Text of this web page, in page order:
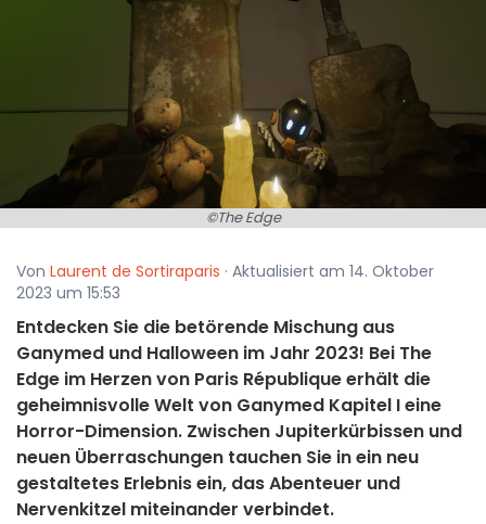
©The Edge
Von Laurent de Sortiraparis · Aktualisiert am 14. Oktober
2023 um 15:53
Entdecken Sie die betörende Mischung aus
Ganymed und Halloween im Jahr 2023! Bei The
Edge im Herzen von Paris République erhält die
geheimnisvolle Welt von Ganymed Kapitel I eine
Horror-Dimension. Zwischen Jupiterkürbissen und
neuen Überraschungen tauchen Sie in ein neu
gestaltetes Erlebnis ein, das Abenteuer und
Nervenkitzel miteinander verbindet.